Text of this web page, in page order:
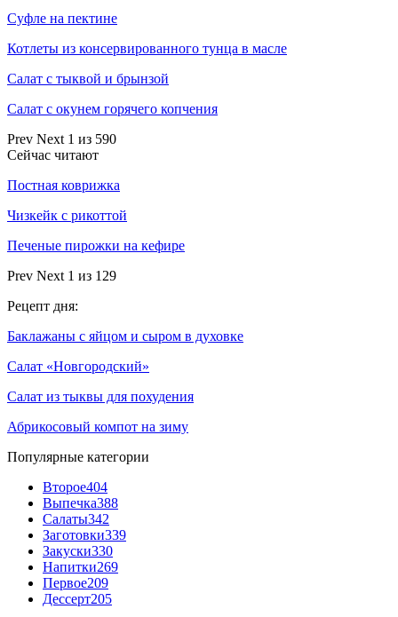
Суфле на пектине
Котлеты из консервированного тунца в масле
Салат с тыквой и брынзой
Cалат с окунем горячего копчения
Prev Next 1 из 590
Сейчас читают
Постная коврижка
Чизкейк с рикоттой
Печеные пирожки на кефире
Prev Next 1 из 129
Рецепт дня:
Баклажаны с яйцом и сыром в духовке
Салат «Новгородский»
Салат из тыквы для похудения
Абрикосовый компот на зиму
Популярные категории
Второе404
Выпечка388
Салаты342
Заготовки339
Закуски330
Напитки269
Первое209
Дессерт205